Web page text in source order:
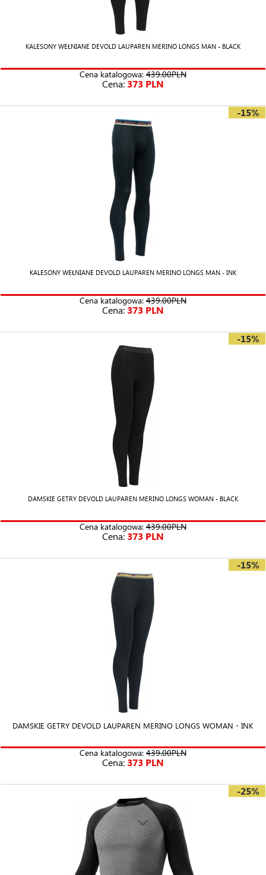
KALESONY WEŁNIANE DEVOLD LAUPAREN MERINO LONGS MAN - BLACK
Cena katalogowa: 439.00PLN
Cena: 373 PLN
-15%
KALESONY WEŁNIANE DEVOLD LAUPAREN MERINO LONGS MAN - INK
Cena katalogowa: 439.00PLN
Cena: 373 PLN
-15%
DAMSKIE GETRY DEVOLD LAUPAREN MERINO LONGS WOMAN - BLACK
Cena katalogowa: 439.00PLN
Cena: 373 PLN
-15%
DAMSKIE GETRY DEVOLD LAUPAREN MERINO LONGS WOMAN - INK
Cena katalogowa: 439.00PLN
Cena: 373 PLN
-25%